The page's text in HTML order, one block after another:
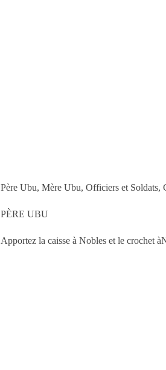
Père Ubu, Mère Ubu, Officiers et Soldats,
PÈRE UBU
Apportez la caisse à Nobles et le crochet